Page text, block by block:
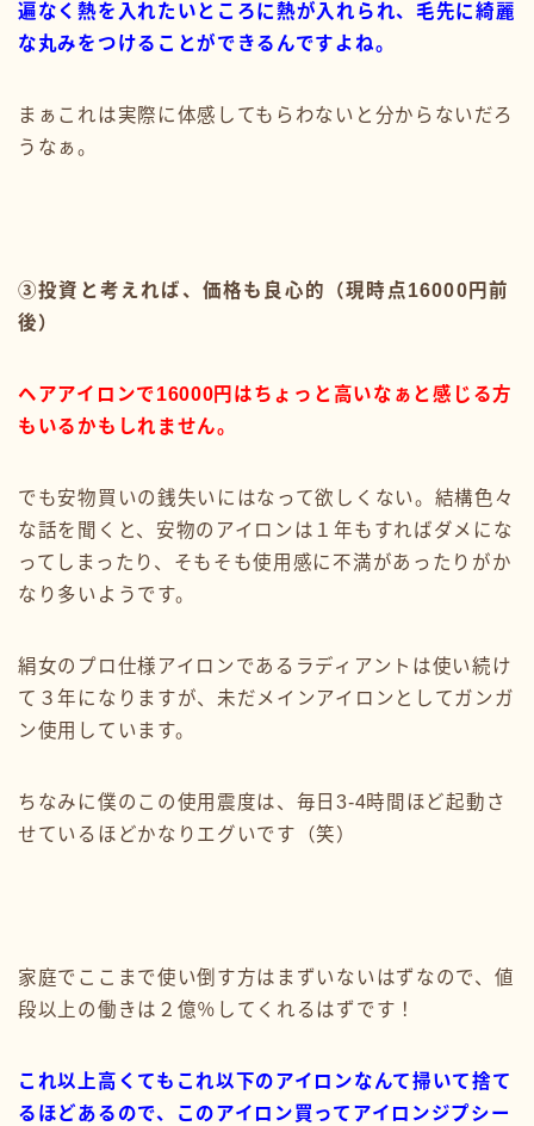
遍なく熱を入れたいところに熱が入れられ、毛先に綺麗
な丸みをつけることができるんですよね。
まぁこれは実際に体感してもらわないと分からないだろ
うなぁ。
③投資と考えれば、価格も良心的（現時点16000円前
後）
ヘアアイロンで16000円はちょっと高いなぁと感じる方
もいるかもしれません。
でも安物買いの銭失いにはなって欲しくない。結構色々
な話を聞くと、安物のアイロンは１年もすればダメにな
ってしまったり、そもそも使用感に不満があったりがか
なり多いようです。
絹女のプロ仕様アイロンであるラディアントは使い続け
て３年になりますが、未だメインアイロンとしてガンガ
ン使用しています。
ちなみに僕のこの使用震度は、毎日3-4時間ほど起動さ
せているほどかなりエグいです（笑）
家庭でここまで使い倒す方はまずいないはずなので、値
段以上の働きは２億％してくれるはずです！
これ以上高くてもこれ以下のアイロンなんて掃いて捨て
るほどあるので、このアイロン買ってアイロンジプシー